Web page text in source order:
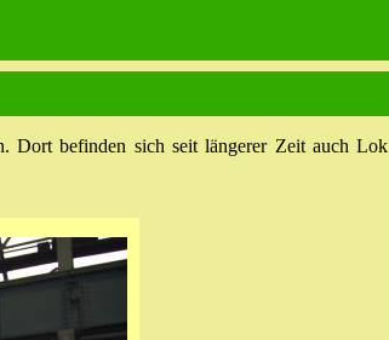
Dort befinden sich seit längerer Zeit auch Lok